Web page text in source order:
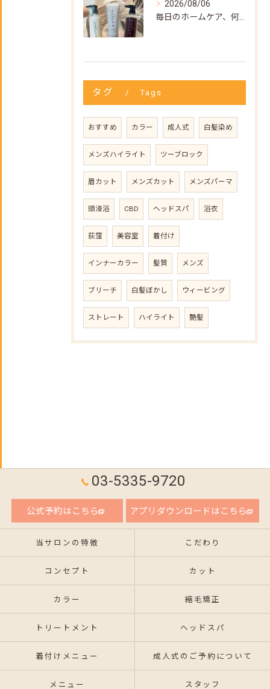
2026/08/06
タグ Tags
おすすめ カラー 成人式 白髪染め
メンズハイライト ツーブロック
眉カット メンズカット メンズパーマ
頭浸浴 CBD ヘッドスパ 浴衣
荻窪 美容室 着付け
インナーカラー 髪質 メンズ
ブリーチ 白髪ぼかし ウィービング
ストレート ハイライト 艶髪
03-5335-9720
公式予約はこちら アプリダウンロードはこちら
当サロンの特徴 こだわり
コンセプト カット
カラー 縮毛矯正
トリートメント ヘッドスパ
着付けメニュー 成人式のご予約について
メニュー スタッフ